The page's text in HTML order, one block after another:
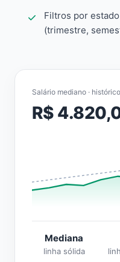
Filtros por
(trimestre,
Salário mediano ·
R$
Mediana
linha sólida